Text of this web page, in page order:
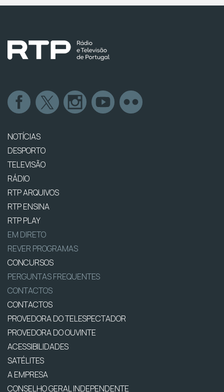
NOTÍCIAS
DESPORTO
TELEVISÃO
RÁDIO
RTP ARQUIVOS
RTP ENSINA
RTP PLAY
EM DIRETO
REVER PROGRAMAS
CONCURSOS
PERGUNTAS FREQUENTES
CONTACTOS
CONTACTOS
PROVEDORA DO TELESPECTADOR
PROVEDORA DO OUVINTE
ACESSIBILIDADES
SATÉLITES
A EMPRESA
CONSELHO GERAL INDEPENDENTE